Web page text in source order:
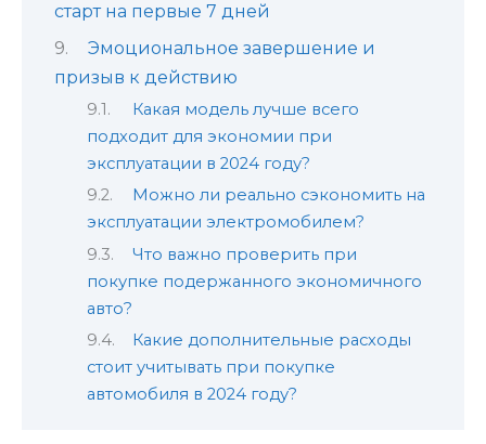
старт на первые 7 дней
Эмоциональное завершение и
призыв к действию
Какая модель лучше всего
подходит для экономии при
эксплуатации в 2024 году?
Можно ли реально сэкономить на
эксплуатации электромобилем?
Что важно проверить при
покупке подержанного экономичного
авто?
Какие дополнительные расходы
стоит учитывать при покупке
автомобиля в 2024 году?